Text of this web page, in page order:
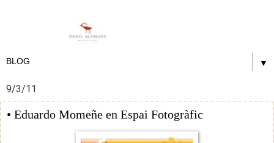
▼
9/3/11
• Eduardo Momeñe en Espai Fotogràfic